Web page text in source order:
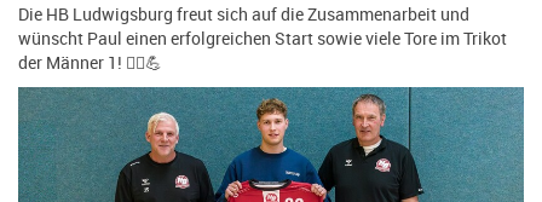
Die HB Ludwigsburg freut sich auf die Zusammenarbeit und
wünscht Paul einen erfolgreichen Start sowie viele Tore im Trikot
der Männer 1! 🤾‍♂️💪